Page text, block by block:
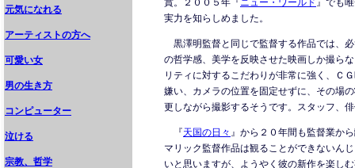
元気になれる
アーティストの方へ
可愛い女
男の生き方
コンピューター
泣ける
宗教、哲学
賞。２００５年『ニュー・ワールド』でも
実力を知らしめました。
黒澤明監督と同じで監督する作品では、
の哲学感、美学を反映させた映画しか撮ら
リティに対するこだわりが非常に強く、Ｃ
嫌い、カメラの位置を固定せずに、その場
更しながら撮影するそうです。スタッフ、
『天国の日々 』から２０年間も監督業か
マリック監督作品は観ることができないん
いと思いますが、ようやく彼の新作を楽し